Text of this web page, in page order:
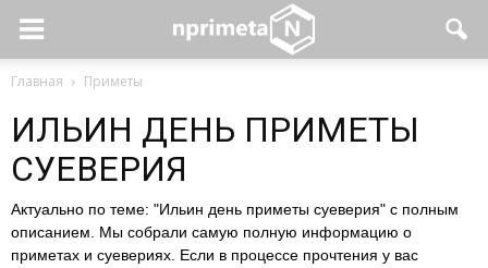
Главная Приметы
ИЛЬИН ДЕНЬ ПРИМЕТЫ
СУЕВЕРИЯ
Актуально по теме: "Ильин день приметы суеверия" с полным
описанием. Мы собрали самую полную информацию о
приметах и суевериях. Если в процессе прочтения у вас